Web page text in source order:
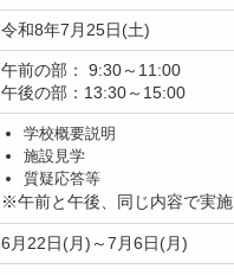
令和8年7月25日(土)
午前の部： 9:30～11:00
午後の部：13:30～15:00
学校概要説明
施設見学
質疑応答等
※午前と午後、同じ内容で実施
6月22日(月)～7月6日(月)